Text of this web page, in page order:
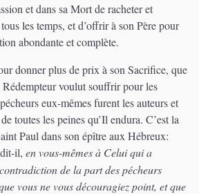
et dans sa Mort de racheter et
les temps, et d’offrir à son Père pour
abondante et complète.
donner plus de prix à son Sacrifice, que
voulut souffrir pour les
eux-mêmes furent les auteurs et
toutes les peines qu’Il endura. C’est la
Paul dans son épître aux Hébreux:
il, en vous-mêmes à Celui qui a
de la part des pécheurs
vous ne vous découragiez point, et que